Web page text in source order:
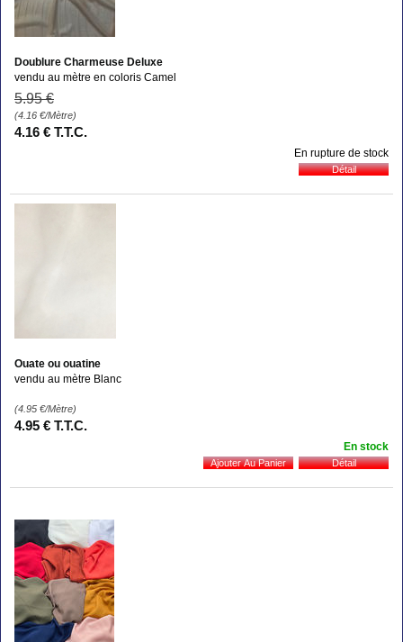
Doublure Charmeuse Deluxe
vendu au mètre en coloris Camel
5.95 €
(4.16 €/Mètre)
4.16 € T.T.C.
En rupture de stock
Ouate ou ouatine
vendu au mètre Blanc
(4.95 €/Mètre)
4.95 € T.T.C.
En stock